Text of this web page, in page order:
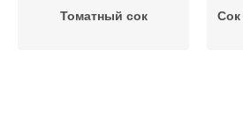
Томатный сок